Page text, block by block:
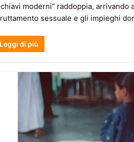
moderni” raddoppia,
sessuale e gli impieghi
Leggi di più